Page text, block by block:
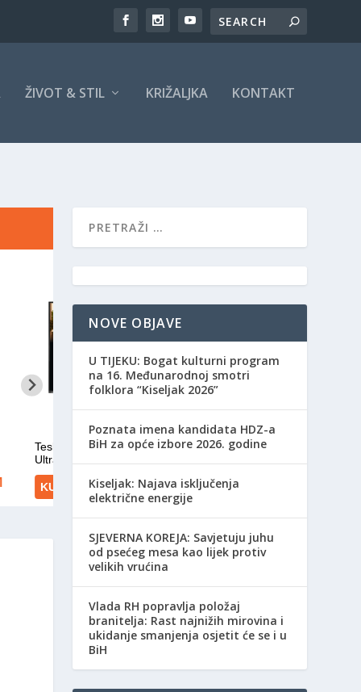
ŽIVOT & STIL KRIŽALJKA KONTAKT
NOVE OBJAVE
​U TIJEKU: Bogat kulturni program
na 16. Međunarodnoj smotri
folklora “Kiseljak 2026”
Poznata imena kandidata HDZ-a
BiH za opće izbore 2026. godine
Kiseljak: Najava isključenja
električne energije
SJEVERNA KOREJA: Savjetuju juhu
od psećeg mesa kao lijek protiv
velikih vrućina
Vlada RH popravlja položaj
branitelja: Rast najnižih mirovina i
ukidanje smanjenja osjetit će se i u
BiH